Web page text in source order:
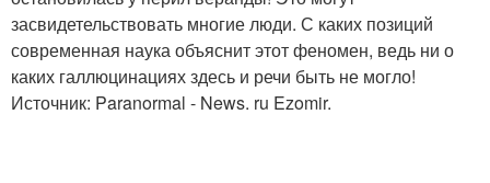
засвидетельствовать многие люди. С каких позиций
современная наука объяснит этот феномен, ведь ни о
каких галлюцинациях здесь и речи быть не могло!
Источник: Paranormal - News. ru Ezomir.